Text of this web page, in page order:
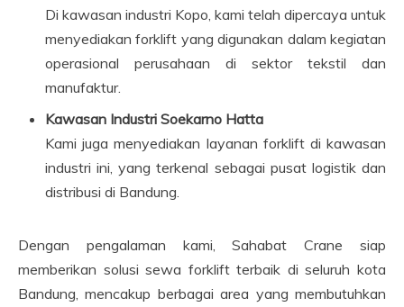
Di kawasan industri Kopo, kami telah dipercaya untuk
menyediakan forklift yang digunakan dalam kegiatan
operasional perusahaan di sektor tekstil dan
manufaktur.
Kawasan Industri Soekarno Hatta
Kami juga menyediakan layanan forklift di kawasan
industri ini, yang terkenal sebagai pusat logistik dan
distribusi di Bandung.
Dengan pengalaman kami, Sahabat Crane siap
memberikan solusi sewa forklift terbaik di seluruh kota
Bandung, mencakup berbagai area yang membutuhkan